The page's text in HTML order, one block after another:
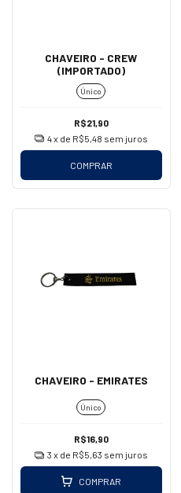
CHAVEIRO - CREW
(IMPORTADO)
Único
R$21,90
4x de R$5,48 sem juros
COMPRAR
CHAVEIRO - EMIRATES
Único
R$16,90
3 x de R$5,63 sem juros
COMPRAR